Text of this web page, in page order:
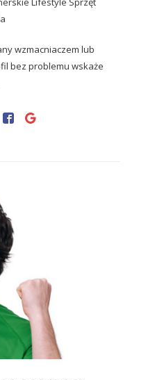
wzmacniaczem lub
bez problemu wskaże